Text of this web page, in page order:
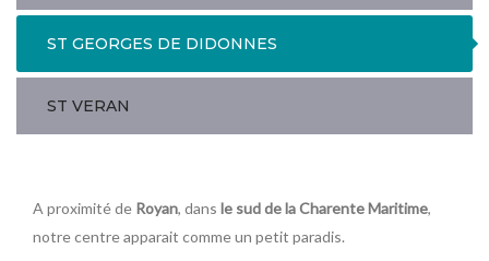
ST GEORGES DE DIDONNES
ST VERAN
A proximité de Royan, dans le sud de la Charente Maritime,
notre centre apparait comme un petit paradis.